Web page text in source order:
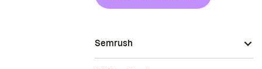
Semrush